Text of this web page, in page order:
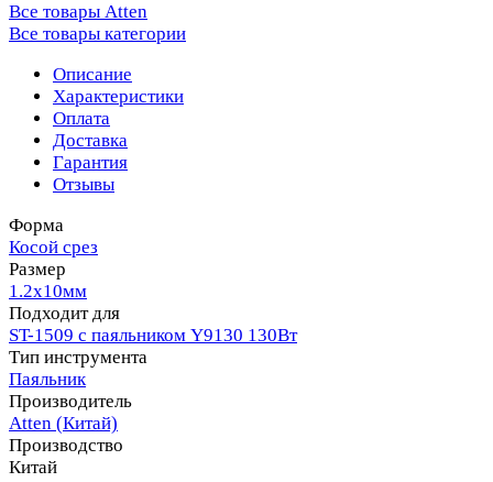
Все товары Atten
Все товары категории
Описание
Характеристики
Оплата
Доставка
Гарантия
Отзывы
Форма
Косой срез
Размер
1.2х10мм
Подходит для
ST-1509 с паяльником Y9130 130Вт
Тип инструмента
Паяльник
Производитель
Atten (Китай)
Производство
Китай